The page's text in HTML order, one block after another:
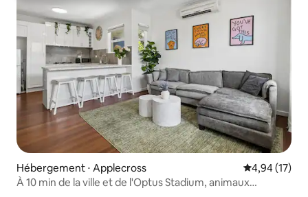
Hébergement ⋅ Applecross Évaluation
4,94 (17)
À 10 min de la ville et de l'Optus Stadium, animaux